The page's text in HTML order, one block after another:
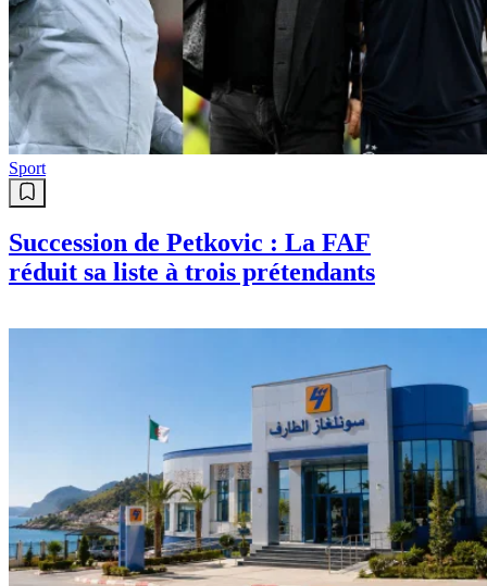
Sport
Succession de Petkovic : La FAF
réduit sa liste à trois prétendants